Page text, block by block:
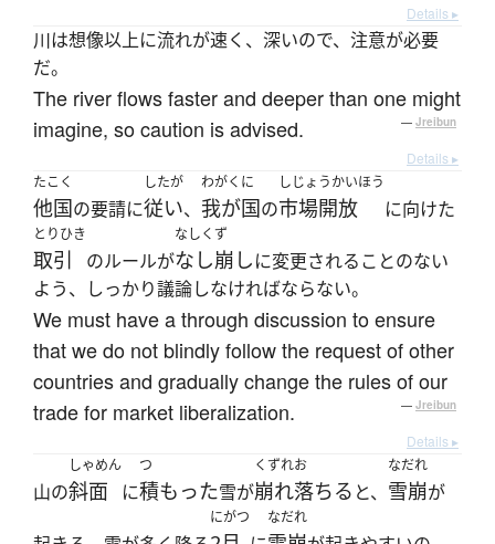
Details ▸
川は想像以上に流れが速く、深いので、注意が必要
だ。
The river flows faster and deeper than one might
imagine, so caution is advised.
— Jreibun
Details ▸
たこく
他国の要請に
したが
従い、
わがくに
我が国の
しじょうかいほう
市場開放 に向けた
とりひき
取引 のルールが
なしくず
なし崩しに変更されることのない
よう、しっかり議論しなければならない。
We must have a through discussion to ensure
that we do not blindly follow the request of other
countries and gradually change the rules of our
trade for market liberalization.
— Jreibun
Details ▸
山の
しゃめん
斜面 に
つ
積もった雪が
くずれお
崩れ落ちる と、
なだれ
雪崩が
にがつ なだれ